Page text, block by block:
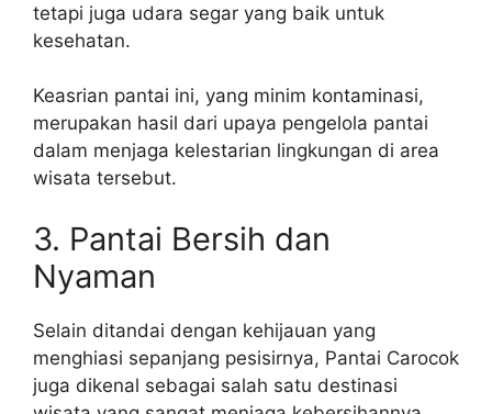
tetapi juga udara segar yang baik untuk
kesehatan.
Keasrian pantai ini, yang minim kontaminasi,
merupakan hasil dari upaya pengelola pantai
dalam menjaga kelestarian lingkungan di area
wisata tersebut.
3. Pantai Bersih dan
Nyaman
Selain ditandai dengan kehijauan yang
menghiasi sepanjang pesisirnya, Pantai Carocok
juga dikenal sebagai salah satu destinasi